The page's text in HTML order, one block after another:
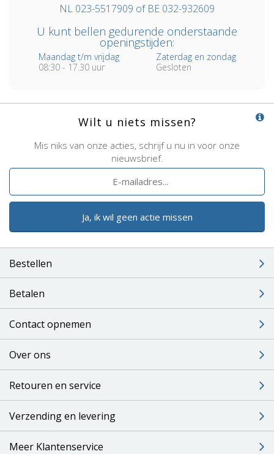
NL 023-5517909 of BE 032-932609
U kunt bellen gedurende onderstaande
openingstijden:
Maandag t/m vrijdag
08:30 - 17.30 uur
Zaterdag en zondag
Gesloten
Wilt u niets missen?
Mis niks van onze acties, schrijf u nu in voor onze
nieuwsbrief.
Ja, ik wil geen actie missen
Bestellen
Betalen
Contact opnemen
Over ons
Retouren en service
Verzending en levering
Meer Klantenservice